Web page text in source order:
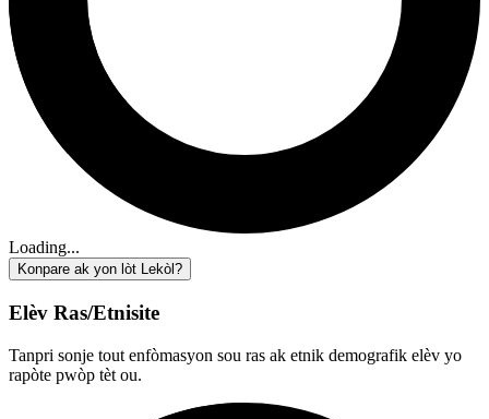
Loading...
Konpare ak yon lòt Lekòl?
Elèv Ras/Etnisite
Tanpri sonje tout enfòmasyon sou ras ak etnik demografik elèv yo
rapòte pwòp tèt ou.